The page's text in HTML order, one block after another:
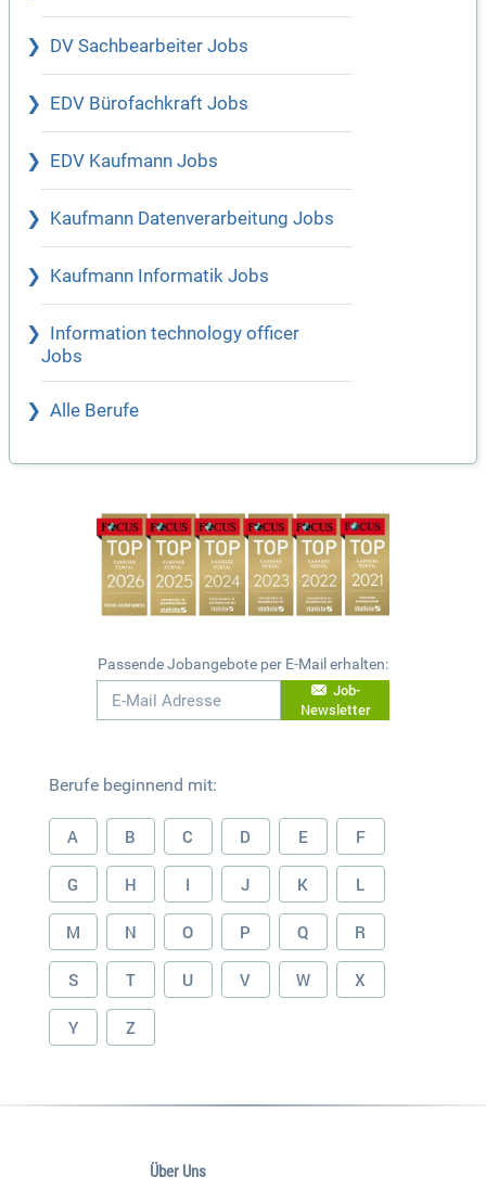
DV Sachbearbeiter Jobs
EDV Bürofachkraft Jobs
EDV Kaufmann Jobs
Kaufmann Datenverarbeitung Jobs
Kaufmann Informatik Jobs
Information technology officer
Jobs
Alle Berufe
Passende Jobangebote per E-Mail erhalten:
Job-
Newsletter
Berufe beginnend mit:
A B C D E F
G H I J K L
M N O P Q R
S T U V W X
Y Z
Über Uns